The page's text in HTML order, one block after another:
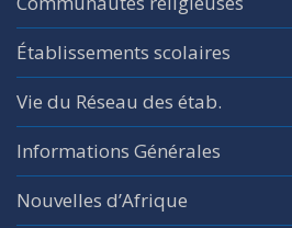
Établissements scolaires
Vie du Réseau des étab.
Informations Générales
Nouvelles d’Afrique